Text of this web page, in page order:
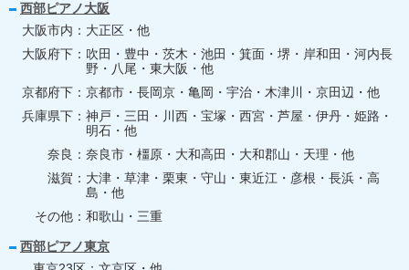
西部ピアノ大阪
大阪市内
大正区・他
大阪府下
吹田・豊中・茨木・池田・箕面・堺・岸和田・河内長
野・八尾・東大阪・他
京都府下
京都市・長岡京・亀岡・宇治・木津川・京田辺・他
兵庫県下
神戸・三田・川西・宝塚・西宮・芦屋・伊丹・姫路・
明石・他
奈良
奈良市・橿原・大和高田・大和郡山・天理・他
滋賀
大津・草津・栗東・守山・東近江・彦根・長浜・高
島・他
その他
和歌山・三重
西部ピアノ東京